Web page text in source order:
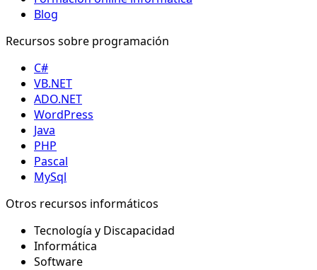
Blog
Recursos sobre programación
C#
VB.NET
ADO.NET
WordPress
Java
PHP
Pascal
MySql
Otros recursos informáticos
Tecnología y Discapacidad
Informática
Software